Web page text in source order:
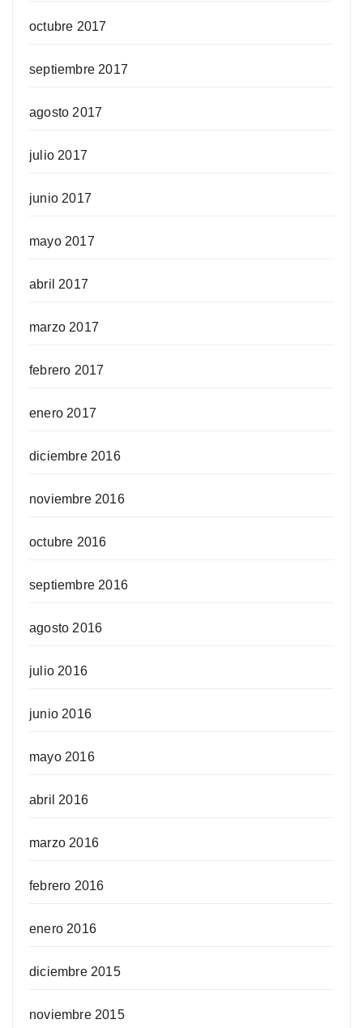
octubre 2017
septiembre 2017
agosto 2017
julio 2017
junio 2017
mayo 2017
abril 2017
marzo 2017
febrero 2017
enero 2017
diciembre 2016
noviembre 2016
octubre 2016
septiembre 2016
agosto 2016
julio 2016
junio 2016
mayo 2016
abril 2016
marzo 2016
febrero 2016
enero 2016
diciembre 2015
noviembre 2015